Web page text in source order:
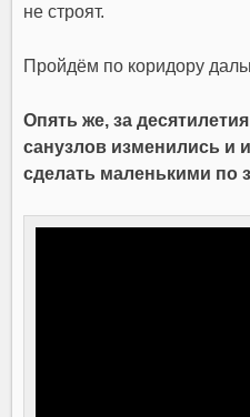
не строят.
Пройдём по коридору
Опять же, за
санузлов изменились и
сделать маленькими по